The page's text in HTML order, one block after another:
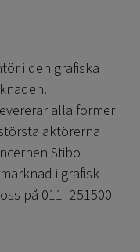
i den grafiska
alla former
aktörerna
Stibo
i grafisk
på 011- 251500